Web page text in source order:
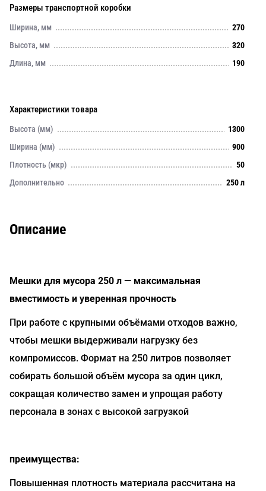
Размеры транспортной коробки
Ширина, мм
270
Высота, мм
320
Длина, мм
190
Характеристики товара
Высота (мм)
1300
Ширина (мм)
900
Плотность (мкр)
50
Дополнительно
250 л
Описание
Мешки для мусора 250 л — максимальная
вместимость и уверенная прочность
При работе с крупными объёмами отходов важно,
чтобы мешки выдерживали нагрузку без
компромиссов. Формат на 250 литров позволяет
собирать большой объём мусора за один цикл,
сокращая количество замен и упрощая работу
персонала в зонах с высокой загрузкой
преимущества:
Повышенная плотность материала рассчитана на